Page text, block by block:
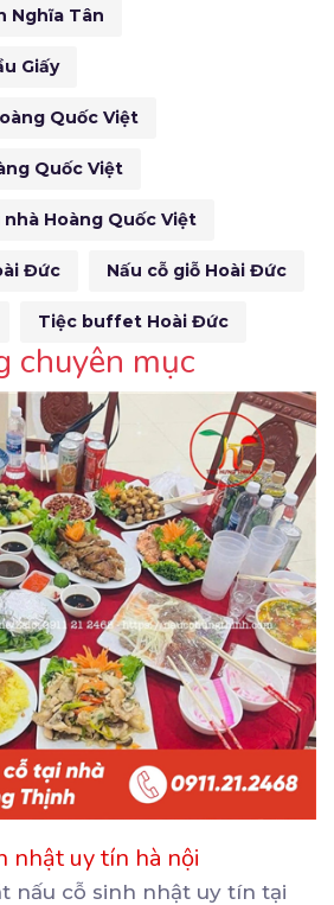
Nghĩa Tân
Giấy
Quốc Việt
Quốc Việt
Hoàng Quốc Việt
Đức Nấu cỗ giỗ Hoài Đức
Tiệc buffet Hoài Đức
chuyên mục
nhật uy tín hà nội
nấu cỗ sinh nhật uy tín tại